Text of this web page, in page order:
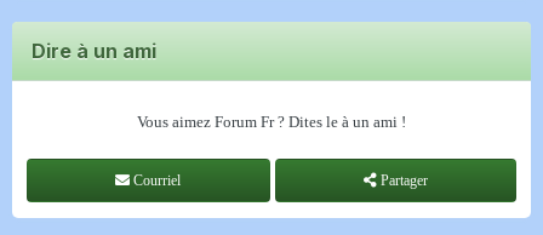
Dire à un ami
Vous aimez Forum Fr ? Dites le à un ami !
Courriel Partager